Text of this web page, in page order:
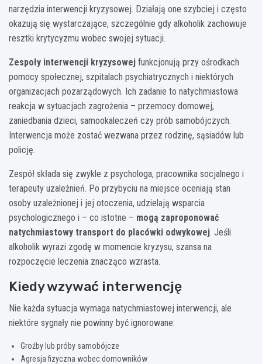
narzędzia interwencji kryzysowej. Działają one szybciej i często
okazują się wystarczające, szczególnie gdy alkoholik zachowuje
resztki krytycyzmu wobec swojej sytuacji.
Zespoły interwencji kryzysowej funkcjonują przy ośrodkach
pomocy społecznej, szpitalach psychiatrycznych i niektórych
organizacjach pozarządowych. Ich zadanie to natychmiastowa
reakcja w sytuacjach zagrożenia – przemocy domowej,
zaniedbania dzieci, samookaleczeń czy prób samobójczych.
Interwencja może zostać wezwana przez rodzinę, sąsiadów lub
policję.
Zespół składa się zwykle z psychologa, pracownika socjalnego i
terapeuty uzależnień. Po przybyciu na miejsce oceniają stan
osoby uzależnionej i jej otoczenia, udzielają wsparcia
psychologicznego i – co istotne – mogą zaproponować
natychmiastowy transport do placówki odwykowej. Jeśli
alkoholik wyrazi zgodę w momencie kryzysu, szansa na
rozpoczęcie leczenia znacząco wzrasta.
Kiedy wzywać interwencję
Nie każda sytuacja wymaga natychmiastowej interwencji, ale
niektóre sygnały nie powinny być ignorowane:
Groźby lub próby samobójcze
Agresja fizyczna wobec domowników